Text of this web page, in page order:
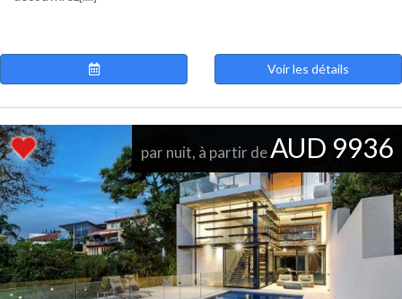
Voir les détails
par nuit, à partir deAUD 9936